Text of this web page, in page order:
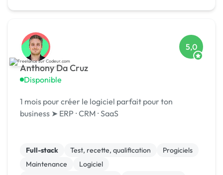
Anthony Da Cruz
Disponible
5,0
1 mois pour créer le logiciel parfait pour ton
business ➤ ERP ⸱ CRM ⸱ SaaS
Full-stack Test, recette, qualification
Progiciels
Maintenance
Logiciel